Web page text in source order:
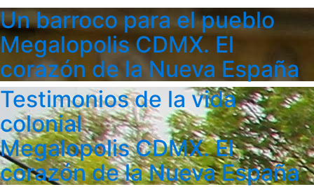
Un barroco para el pueblo
Megalopolis CDMX. El
corazón de la Nueva España
Testimonios de la vida
colonial
Megalopolis CDMX. El
corazón de la Nueva España